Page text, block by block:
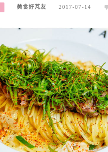
美食好芃友 2017-07-14